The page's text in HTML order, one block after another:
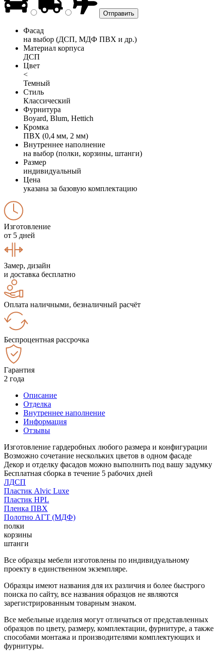
Фасад
на выбор (ДСП, МДФ ПВХ и др.)
Материал корпуса
ДСП
Цвет
<
Темный
Стиль
Классический
Фурнитура
Boyard, Blum, Hettich
Кромка
ПВХ (0,4 мм, 2 мм)
Внутреннее наполнение
на выбор (полки, корзины, штанги)
Размер
индивидуальный
Цена
указана за базовую комплектацию
Изготовление
от 5 дней
Замер, дизайн
и доставка бесплатно
Оплата наличными, безналичный расчёт
Беспроцентная рассрочка
Гарантия
2 года
Описание
Отделка
Внутреннее наполнение
Информация
Отзывы
Изготовление гардеробных любого размера и конфигурации
Возможно сочетание нескольких цветов в одном фасаде
Декор и отделку фасадов можно выполнить под вашу задумку
Бесплатная сборка в течение 5 рабочих дней
ЛДСП
Пластик Alvic Luxe
Пластик HPL
Пленка ПВХ
Полотно АГТ (МДФ)
полки
корзины
штанги
Все образцы мебели изготовлены по индивидуальному
проекту в единственном экземпляре.
Образцы имеют названия для их различия и более быстрого
поиска по сайту, все названия образцов не являются
зарегистрированным товарным знаком.
Все мебельные изделия могут отличаться от представленных
образцов по цвету, размеру, комплектации, фурнитуре, а также
способами монтажа и производителями комплектующих и
фурнитуры.